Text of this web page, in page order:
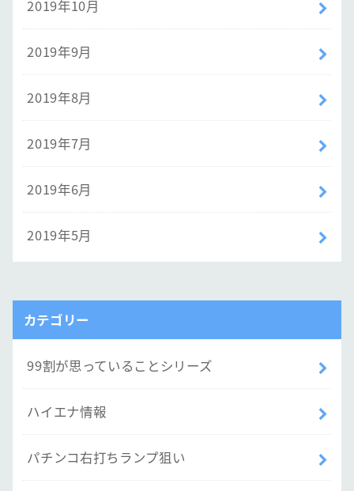
2019年10月
2019年9月
2019年8月
2019年7月
2019年6月
2019年5月
カテゴリー
99割が思っていることシリーズ
ハイエナ情報
パチンコ右打ちランプ狙い